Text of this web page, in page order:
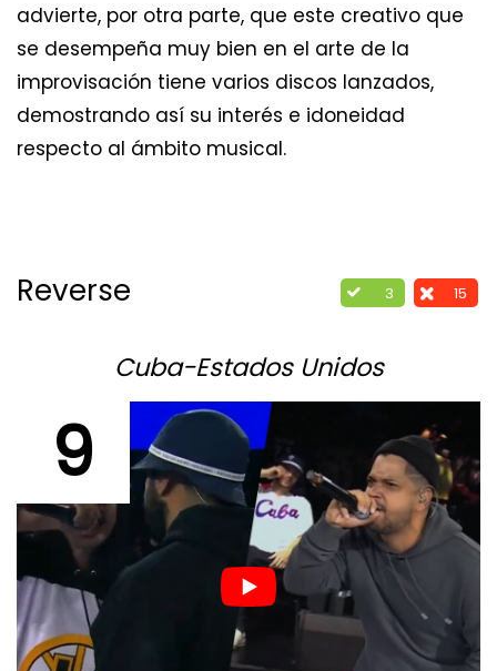
advierte, por otra parte, que este creativo que
se desempeña muy bien en el arte de la
improvisación tiene varios discos lanzados,
demostrando así su interés e idoneidad
respecto al ámbito musical.
3 15
Reverse
Cuba-Estados Unidos
9